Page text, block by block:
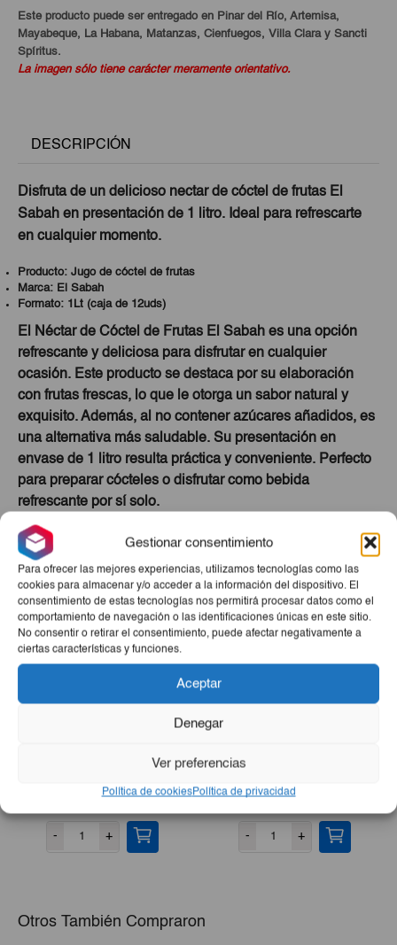
Gestionar consentimiento
Para ofrecer las mejores experiencias, utilizamos tecnologías como las
cookies para almacenar y/o acceder a la información del dispositivo. El
consentimiento de estas tecnologías nos permitirá procesar datos como el
comportamiento de navegación o las identificaciones únicas en este sitio.
No consentir o retirar el consentimiento, puede afectar negativamente a
ciertas características y funciones.
Aceptar
Denegar
Ver preferencias
Política de cookiesPolítica de privacidad
Este producto puede ser entregado en Pinar del Río, Artemisa,
Mayabeque, La Habana, Matanzas, Cienfuegos, Villa Clara y Sancti
Spíritus.
La imagen sólo tiene carácter meramente orientativo.
DESCRIPCIÓN
Disfruta de un delicioso nectar de cóctel de frutas El
Sabah en presentación de 1 litro. Ideal para refrescarte
en cualquier momento.
Producto: Jugo de cóctel de frutas
Marca: El Sabah
Formato: 1Lt (caja de 12uds)
El Néctar de Cóctel de Frutas El Sabah es una opción
refrescante y deliciosa para disfrutar en cualquier
ocasión. Este producto se destaca por su elaboración
con frutas frescas, lo que le otorga un sabor natural y
exquisito. Además, al no contener azúcares añadidos, es
una alternativa más saludable. Su presentación en
envase de 1 litro resulta práctica y conveniente. Perfecto
para preparar cócteles o disfrutar como bebida
refrescante por sí solo.
Productos Relacionados
Refresco Gaseado Santa
- + - +
Otros También Compraron